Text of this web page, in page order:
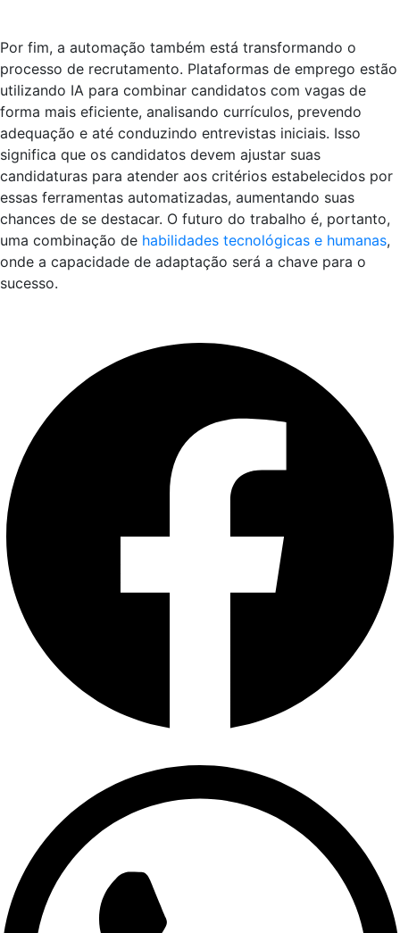
Por fim, a automação também está transformando o
processo de recrutamento. Plataformas de emprego estão
utilizando IA para combinar candidatos com vagas de
forma mais eficiente, analisando currículos, prevendo
adequação e até conduzindo entrevistas iniciais. Isso
significa que os candidatos devem ajustar suas
candidaturas para atender aos critérios estabelecidos por
essas ferramentas automatizadas, aumentando suas
chances de se destacar. O futuro do trabalho é, portanto,
uma combinação de habilidades tecnológicas e humanas,
onde a capacidade de adaptação será a chave para o
sucesso.